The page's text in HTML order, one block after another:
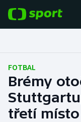
Fotbal
Hokej
Tenis
FOTBAL
Brémy
třetí místo